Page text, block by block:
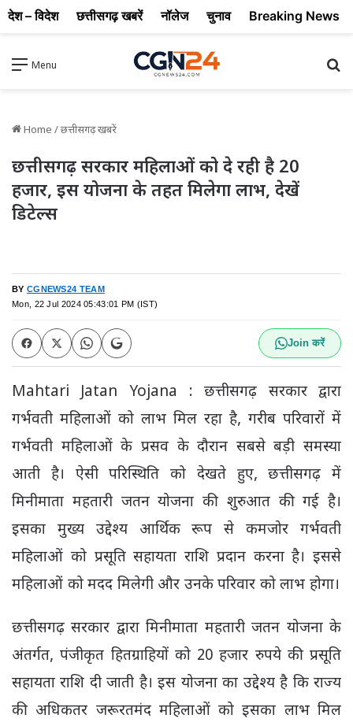
Menu
Home /छत्तीसगढ़ खबरें
छत्तीसगढ़ सरकार महिलाओं को दे रही है 20
हजार, इस योजना के तहत मिलेगा लाभ, देखें
डिटेल्स
BY CGNEWS24 TEAM
Mon, 22 Jul 2024 05:43:01 PM (IST)
Join करें
Mahtari Jatan Yojana : छत्तीसगढ़ सरकार द्वारा
गर्भवती महिलाओं को लाभ मिल रहा है, गरीब परिवारों में
गर्भवती महिलाओं के प्रसव के दौरान सबसे बड़ी समस्या
आती है। ऐसी परिस्थिति को देखते हुए, छत्तीसगढ़ में
मिनीमाता महतारी जतन योजना की शुरुआत की गई है।
इसका मुख्य उद्देश्य आर्थिक रूप से कमजोर गर्भवती
महिलाओं को प्रसूति सहायता राशि प्रदान करना है। इससे
महिलाओं को मदद मिलेगी और उनके परिवार को लाभ होगा।
छत्तीसगढ़ सरकार द्वारा मिनीमाता महतारी जतन योजना के
अंतर्गत, पंजीकृत हितग्राहियों को 20 हजार रुपये की प्रसूति
सहायता राशि दी जाती है। इस योजना का उद्देश्य है कि राज्य
की अधिकतर जरूरतमंद महिलाओं को इसका लाभ मिल
देश – विदेश छत्तीसगढ़ खबरें नॉलेज चुनाव Breaking News